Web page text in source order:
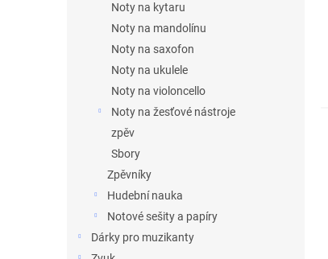
Noty na kytaru
Noty na mandolínu
Noty na saxofon
Noty na ukulele
Noty na violoncello
Noty na žesťové nástroje
zpěv
Sbory
Zpěvníky
Hudební nauka
Notové sešity a papíry
Dárky pro muzikanty